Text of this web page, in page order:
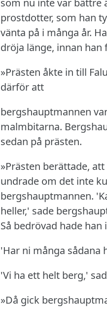
prostdotter, som han
vänta på i många år.
dröja länge, innan han
»Prästen åkte in till
därför att
bergshauptmannen
malmbitarna.
sedan på prästen.
»Prästen berättade,
undrade om det inte
bergshauptmannen.
heller,' sade
Så bedrövad hade
'Har ni många sådana
'Vi ha ett helt berg,'
»Då gick